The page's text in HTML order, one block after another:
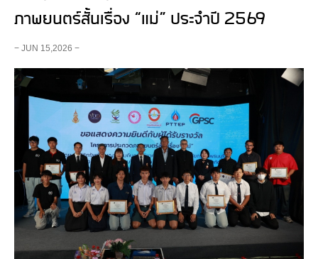
ภาพยนตร์สั้นเรื่อง “แม่” ประจำปี 2569
− JUN 15,2026 −